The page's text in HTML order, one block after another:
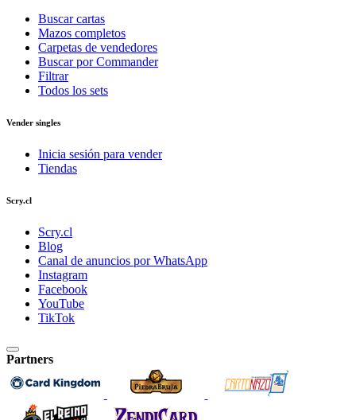
Buscar cartas
Mazos completos
Carpetas de vendedores
Buscar por Commander
Filtrar
Todos los sets
Vender singles
Inicia sesión para vender
Tiendas
Scry.cl
Scry.cl
Blog
Canal de anuncios por WhatsApp
Instagram
Facebook
YouTube
TikTok
Partners